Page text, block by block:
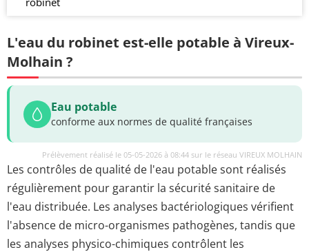
L'eau du robinet est-elle potable à Vireux-
Molhain ?
Eau potable
conforme aux normes de qualité françaises
Prélèvement réalisé le 05-05-2026 à 08:44 sur le réseau VIREUX MOLHAIN
Les contrôles de qualité de l'eau potable sont réalisés
régulièrement pour garantir la sécurité sanitaire de
l'eau distribuée. Les analyses bactériologiques vérifient
l'absence de micro-organismes pathogènes, tandis que
les analyses physico-chimiques contrôlent les